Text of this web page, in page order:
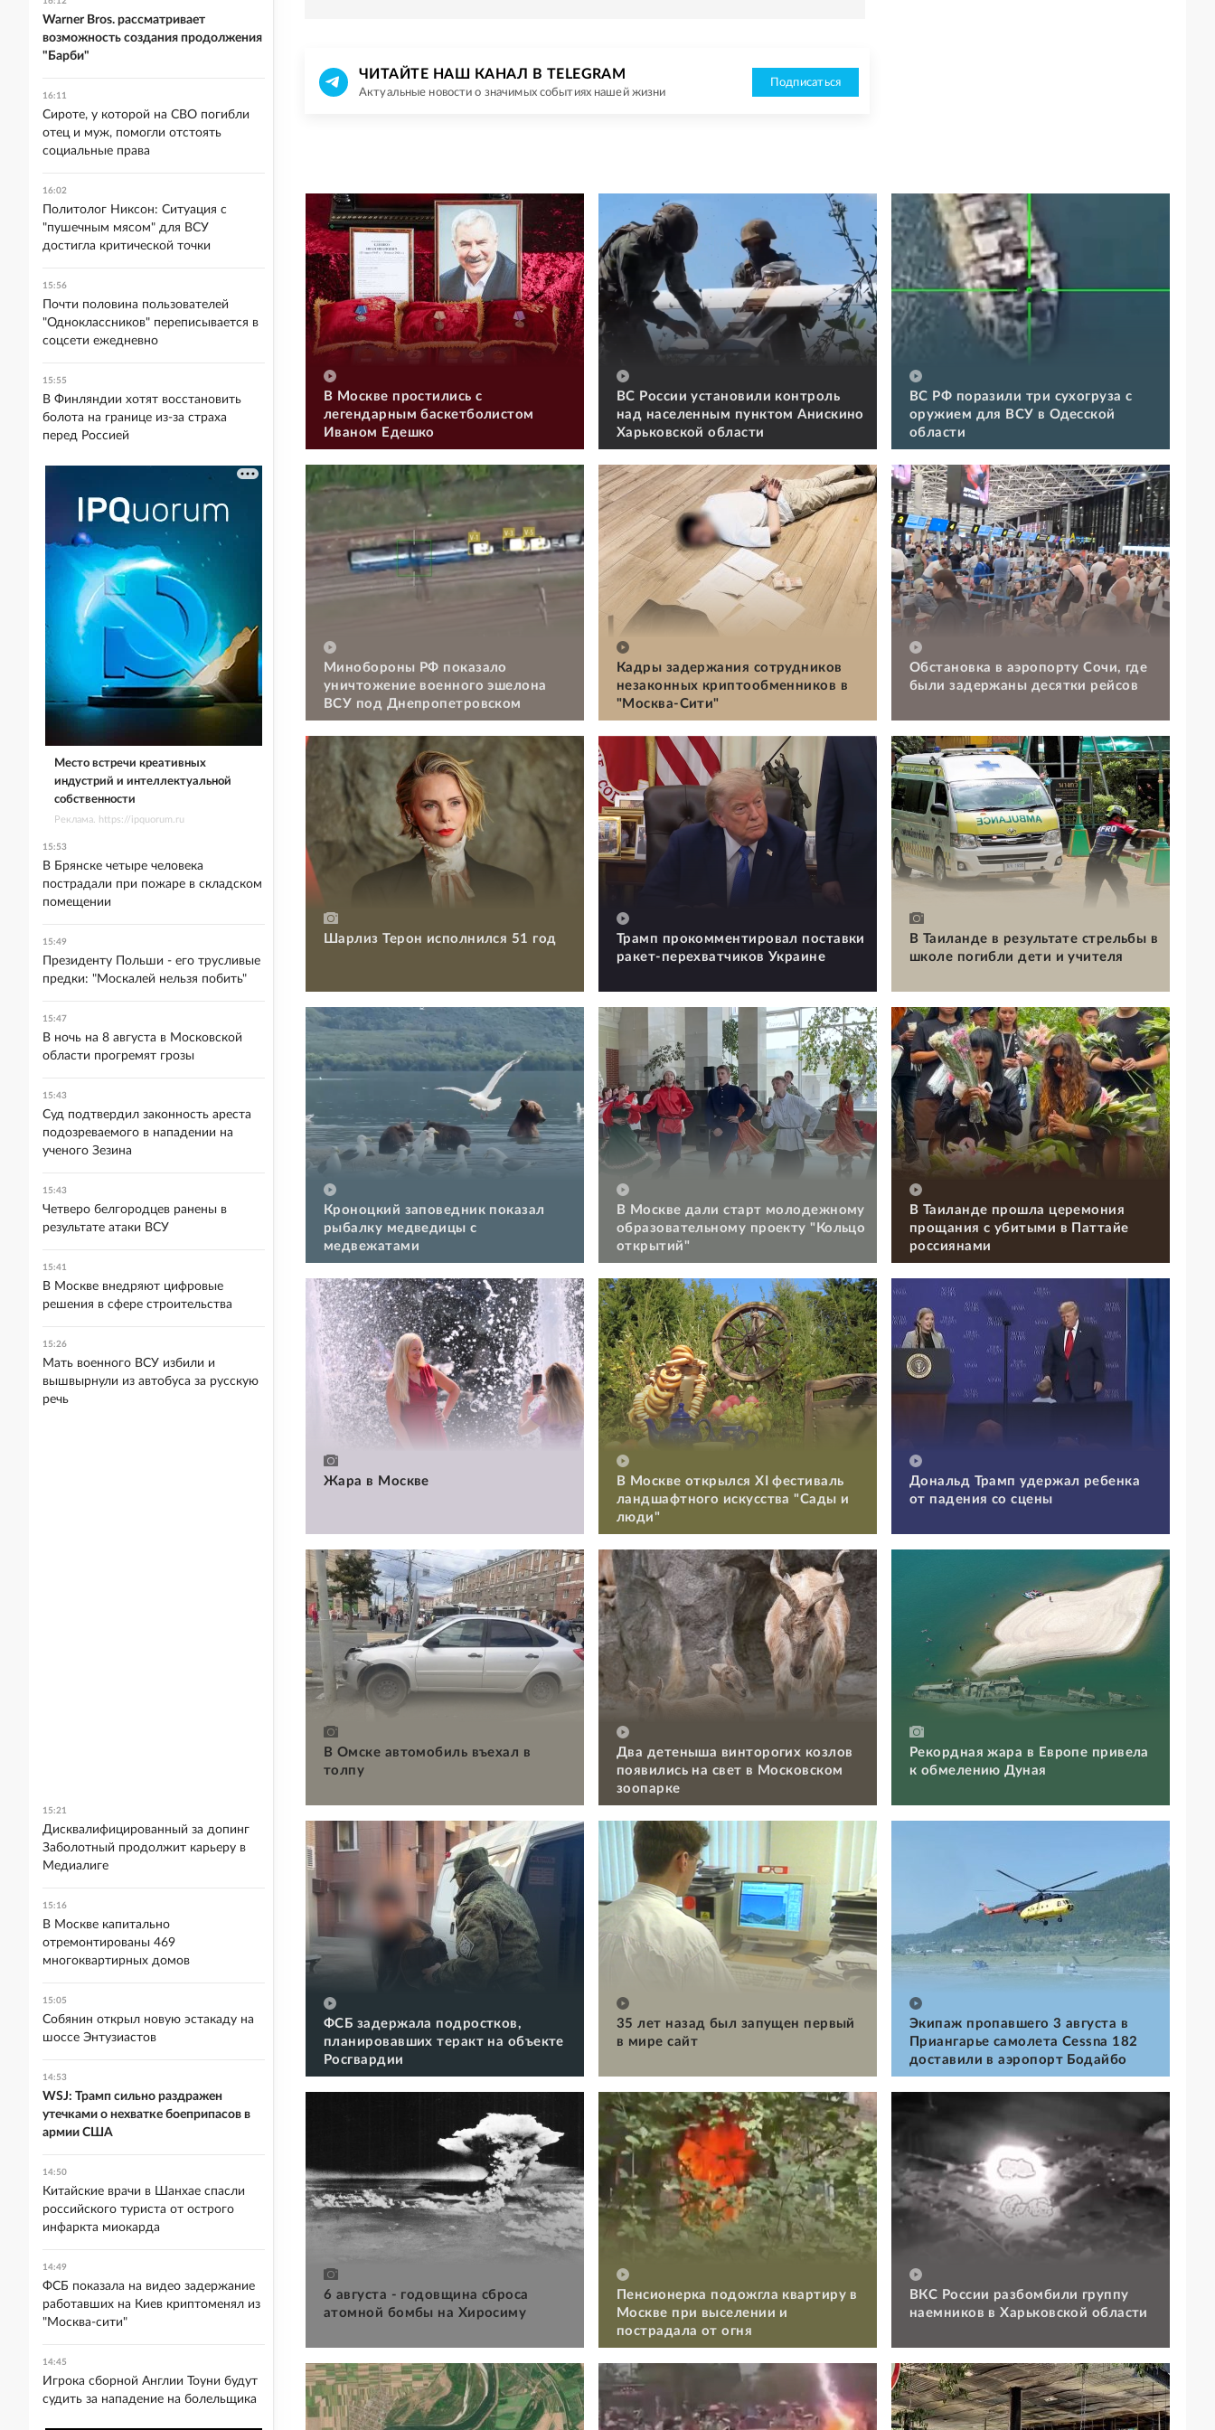
ЧИТАЙТЕ НАШ КАНАЛ В TELEGRAM
Актуальные новости о значимых событиях нашей жизни
Подписаться
В Москве простились с
легендарным баскетболистом
Иваном Едешко
ВС России установили контроль
над населенным пунктом Анискино
Харьковской области
ВС РФ поразили три сухогруза с
оружием для ВСУ в Одесской
области
Минобороны РФ показало
уничтожение военного эшелона
ВСУ под Днепропетровском
Кадры задержания сотрудников
незаконных криптообменников в
"Москва-Сити"
Обстановка в аэропорту Сочи, где
были задержаны десятки рейсов
Шарлиз Терон исполнился 51 год
Трамп прокомментировал поставки
ракет-перехватчиков Украине
В Таиланде в результате стрельбы в
школе погибли дети и учителя
Кроноцкий заповедник показал
рыбалку медведицы с
медвежатами
В Москве дали старт молодежному
образовательному проекту "Кольцо
открытий"
В Таиланде прошла церемония
прощания с убитыми в Паттайе
россиянами
Жара в Москве
В Москве открылся XI фестиваль
ландшафтного искусства "Сады и
люди"
Дональд Трамп удержал ребенка
от падения со сцены
В Омске автомобиль въехал в
толпу
Два детеныша винторогих козлов
появились на свет в Московском
зоопарке
Рекордная жара в Европе привела
к обмелению Дуная
ФСБ задержала подростков,
планировавших теракт на объекте
Росгвардии
35 лет назад был запущен первый
в мире сайт
Экипаж пропавшего 3 августа в
Приангарье самолета Cessna 182
доставили в аэропорт Бодайбо
6 августа - годовщина сброса
атомной бомбы на Хиросиму
Пенсионерка подожгла квартиру в
Москве при выселении и
пострадала от огня
ВКС России разбомбили группу
наемников в Харьковской области
Warner Bros. рассматривает
возможность создания продолжения
"Барби"
16:11
Сироте, у которой на СВО погибли
отец и муж, помогли отстоять
социальные права
16:02
Политолог Никсон: Ситуация с
"пушечным мясом" для ВСУ
достигла критической точки
15:56
Почти половина пользователей
"Одноклассников" переписывается в
соцсети ежедневно
15:55
В Финляндии хотят восстановить
болота на границе из-за страха
перед Россией
Место встречи креативных
индустрий и интеллектуальной
собственности
Реклама. https://ipquorum.ru
15:53
В Брянске четыре человека
пострадали при пожаре в складском
помещении
15:49
Президенту Польши - его трусливые
предки: "Москалей нельзя побить"
15:47
В ночь на 8 августа в Московской
области прогремят грозы
15:43
Суд подтвердил законность ареста
подозреваемого в нападении на
ученого Зезина
15:43
Четверо белгородцев ранены в
результате атаки ВСУ
15:41
В Москве внедряют цифровые
решения в сфере строительства
15:26
Мать военного ВСУ избили и
вышвырнули из автобуса за русскую
речь
15:21
Дисквалифицированный за допинг
Заболотный продолжит карьеру в
Медиалиге
15:16
В Москве капитально
отремонтированы 469
многоквартирных домов
15:05
Собянин открыл новую эстакаду на
шоссе Энтузиастов
14:53
WSJ: Трамп сильно раздражен
утечками о нехватке боеприпасов в
армии США
14:50
Китайские врачи в Шанхае спасли
российского туриста от острого
инфаркта миокарда
14:49
ФСБ показала на видео задержание
работавших на Киев криптоменял из
"Москва-сити"
14:45
Игрока сборной Англии Тоуни будут
судить за нападение на болельщика